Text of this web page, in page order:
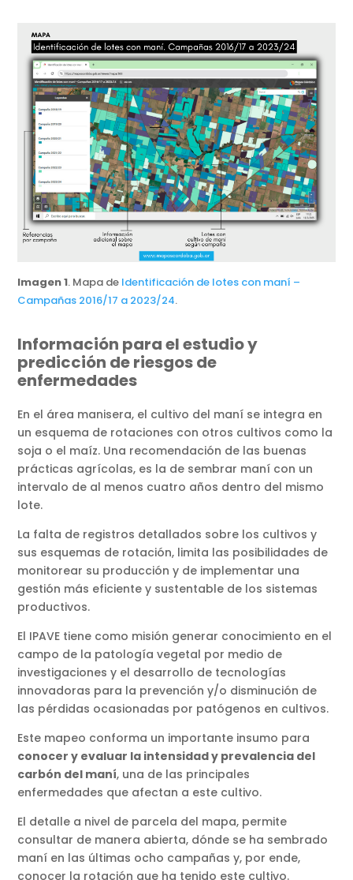
Imagen 1. Mapa de Identificación de lotes con maní –
Campañas 2016/17 a 2023/24.
Información para el estudio y
predicción de riesgos de
enfermedades
En el área manisera, el cultivo del maní se integra en
un esquema de rotaciones con otros cultivos como la
soja o el maíz. Una recomendación de las buenas
prácticas agrícolas, es la de sembrar maní con un
intervalo de al menos cuatro años dentro del mismo
lote.
La falta de registros detallados sobre los cultivos y
sus esquemas de rotación, limita las posibilidades de
monitorear su producción y de implementar una
gestión más eficiente y sustentable de los sistemas
productivos.
El IPAVE tiene como misión generar conocimiento en el
campo de la patología vegetal por medio de
investigaciones y el desarrollo de tecnologías
innovadoras para la prevención y/o disminución de
las pérdidas ocasionadas por patógenos en cultivos.
Este mapeo conforma un importante insumo para
conocer y evaluar la intensidad y prevalencia del
carbón del maní, una de las principales
enfermedades que afectan a este cultivo.
El detalle a nivel de parcela del mapa, permite
consultar de manera abierta, dónde se ha sembrado
maní en las últimas ocho campañas y, por ende,
conocer la rotación que ha tenido este cultivo.